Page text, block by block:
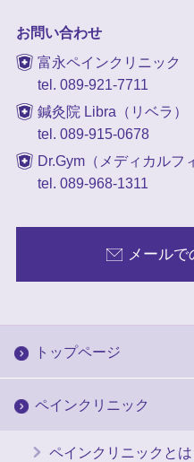
お問い合わせ
富永ペインクリニック
tel. 089-921-7711
鍼灸院 Libra（リベラ）
tel. 089-915-0678
Dr.Gym（メディカルフ
tel. 089-968-1311
メールで
トップページ
ペインクリニック
ペインクリニックとは